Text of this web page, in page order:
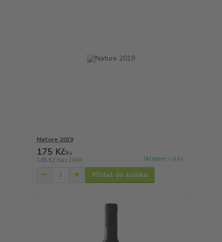
Nature 2019
175 Kč/ks
145 Kč bez DPH Skladem > 6 ks
Přidat do košíku